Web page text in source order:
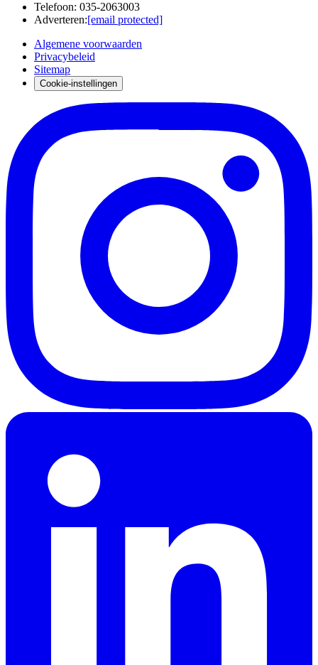
Telefoon: 035-2063003
Adverteren:[email protected]
Algemene voorwaarden
Privacybeleid
Sitemap
Cookie-instellingen